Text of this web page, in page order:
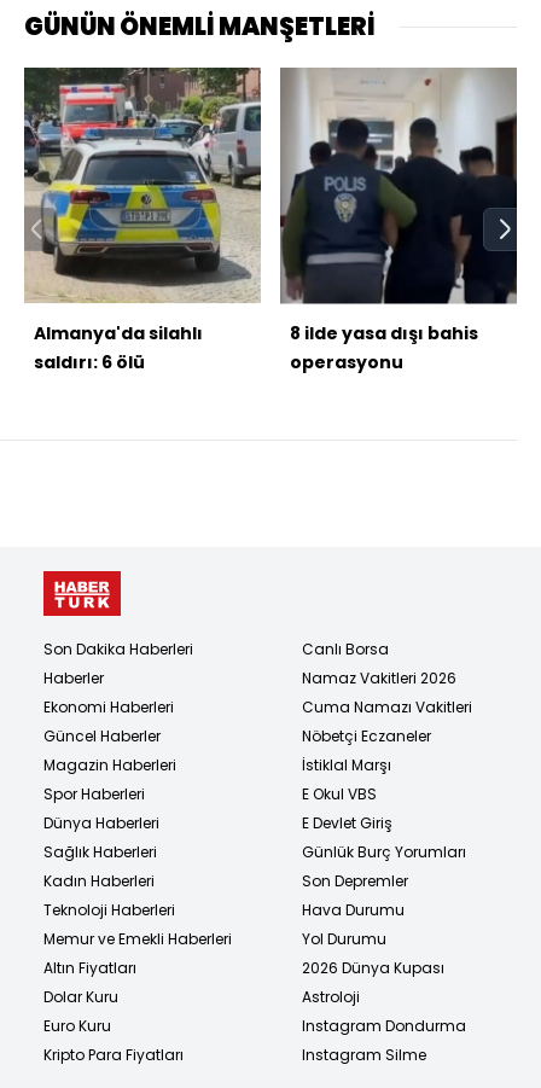
GÜNÜN ÖNEMLİ MANŞETLERİ
Almanya'da silahlı
saldırı: 6 ölü
8 ilde yasa dışı bahis
operasyonu
Son Dakika Haberleri
Haberler
Ekonomi Haberleri
Güncel Haberler
Magazin Haberleri
Spor Haberleri
Dünya Haberleri
Sağlık Haberleri
Kadın Haberleri
Teknoloji Haberleri
Memur ve Emekli Haberleri
Altın Fiyatları
Dolar Kuru
Euro Kuru
Kripto Para Fiyatları
Canlı Borsa
Namaz Vakitleri 2026
Cuma Namazı Vakitleri
Nöbetçi Eczaneler
İstiklal Marşı
E Okul VBS
E Devlet Giriş
Günlük Burç Yorumları
Son Depremler
Hava Durumu
Yol Durumu
2026 Dünya Kupası
Astroloji
Instagram Dondurma
Instagram Silme